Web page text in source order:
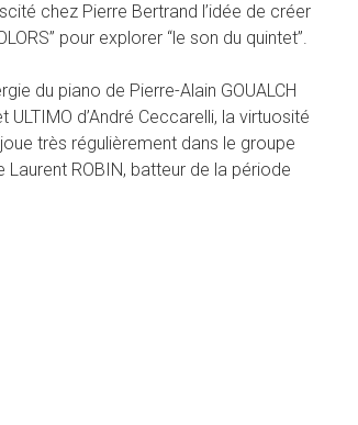
chez Pierre Bertrand l’idée de créer
pour explorer “le son du quintet”.
du piano de Pierre-Alain GOUALCH
d’André Ceccarelli, la virtuosité
très régulièrement dans le groupe
Laurent ROBIN, batteur de la période